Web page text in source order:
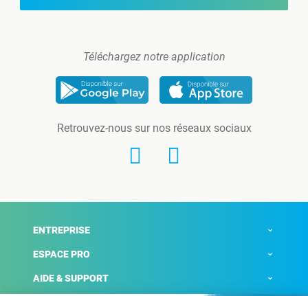
Téléchargez notre application
Retrouvez-nous sur nos réseaux sociaux
ENTREPRISE
ESPACE PRO
AIDE & SUPPORT